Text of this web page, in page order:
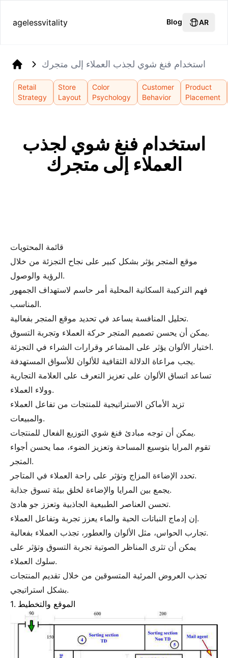
agelessvitality Blog AR
استخدام فنغ شوي لجذب العملاء إلى متجرك
Retail
Strategy
Store
Layout
Color
Psychology
Customer
Behavior
Product
Placement
استخدام فنغ شوي لجذب
العملاء إلى متجرك
قائمة المحتويات
موقع المتجر يؤثر بشكل كبير على نجاح التجزئة من خلال
الرؤية والوصول.
فهم التركيبة السكانية المحلية أمر حاسم لاستهداف الجمهور
المناسب.
تحليل المنافسة يساعد في تحديد موقع المتجر بفعالية.
يمكن أن يحسن تصميم المتجر حركة العملاء وتجربة التسوق.
اختيار الألوان يؤثر على المشاعر وقرارات الشراء في التجزئة.
يجب مراعاة الدلالة الثقافية للألوان للأسواق المستهدفة.
تساعد اتساق الألوان على تعزيز التعرف على العلامة التجارية
وولاء العملاء.
تزيد الأماكن الاستراتيجية للمنتجات من تفاعل العملاء
والمبيعات.
يمكن أن توجه مبادئ فنغ شوي التوزيع الفعال للمنتجات.
تقوم المرايا بتوسيع المساحة وتعزيز الضوء، مما يحسن أجواء
المتجر.
تحدد الإضاءة المزاج وتؤثر على راحة العملاء في المتاجر.
يجمع بين المرايا والإضاءة لخلق بيئة تسوق جذابة.
تحسن العناصر الطبيعية الجاذبية وتعزز جو هادئ.
إن إدماج النباتات الحية والماء يعزز تجربة وتفاعل العملاء.
تجارب الحواس، مثل الألوان والعطور، تجذب العملاء بفعالية.
يمكن أن تثرى المناظر الصوتية تجربة التسوق وتؤثر على
سلوك العملاء.
تجذب العروض المرئية المتسوقين من خلال تقديم المنتجات
بشكل استراتيجي.
1. الموقع والتخطيط